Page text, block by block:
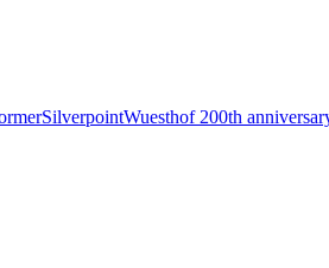
SilverpointWuesthof 200th